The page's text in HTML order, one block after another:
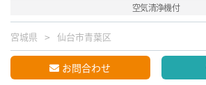
空気清浄機付
宮城県 仙台市青葉区
お問合わせ